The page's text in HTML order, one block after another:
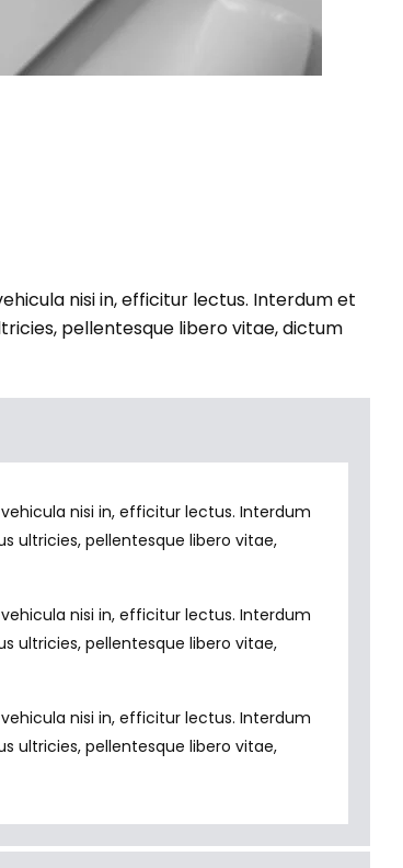
nisi in, efficitur lectus. Interdum et
pellentesque libero vitae, dictum
nisi in, efficitur lectus. Interdum
ultricies, pellentesque libero vitae,
nisi in, efficitur lectus. Interdum
ultricies, pellentesque libero vitae,
nisi in, efficitur lectus. Interdum
ultricies, pellentesque libero vitae,